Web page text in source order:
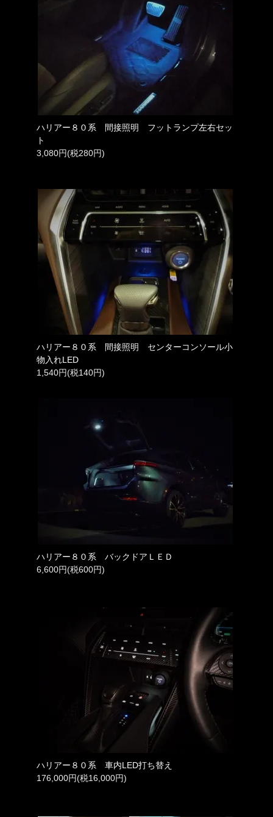
ハリアー８０系 間接照明 フットランプ左右セッ
ト
3,080円(税280円)
ハリアー８０系 間接照明 センターコンソール小
物入れLED
1,540円(税140円)
ハリアー８０系 バックドアＬＥＤ
6,600円(税600円)
ハリアー８０系 車内LED打ち替え
176,000円(税16,000円)